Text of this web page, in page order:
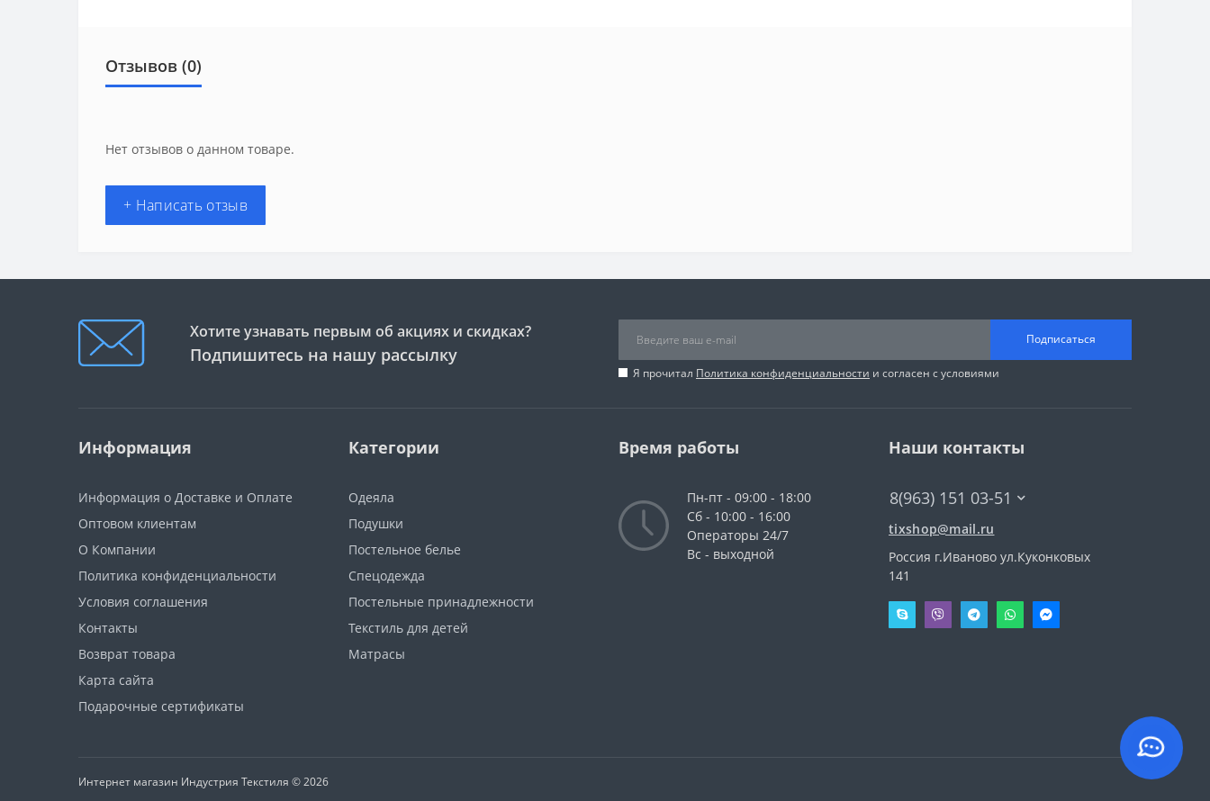
Отзывов (0)
Нет отзывов о данном товаре.
+ Написать отзыв
Хотите узнавать первым об акциях и скидках?
Подпишитесь на нашу рассылку
Подписаться
Я прочитал Политика конфиденциальности и согласен с условиями
Информация
Информация о Доставке и Оплате
Оптовом клиентам
О Компании
Политика конфиденциальности
Условия соглашения
Контакты
Возврат товара
Карта сайта
Подарочные сертификаты
Категории
Одеяла
Подушки
Постельное белье
Спецодежда
Постельные принадлежности
Текстиль для детей
Матрасы
Время работы
Пн-пт - 09:00 - 18:00
Сб - 10:00 - 16:00
Операторы 24/7
Вс - выходной
Наши контакты
8(963) 151 03-51
tixshop@mail.ru
Россия г.Иваново ул.Куконковых
141
Интернет магазин Индустрия Текстиля © 2026